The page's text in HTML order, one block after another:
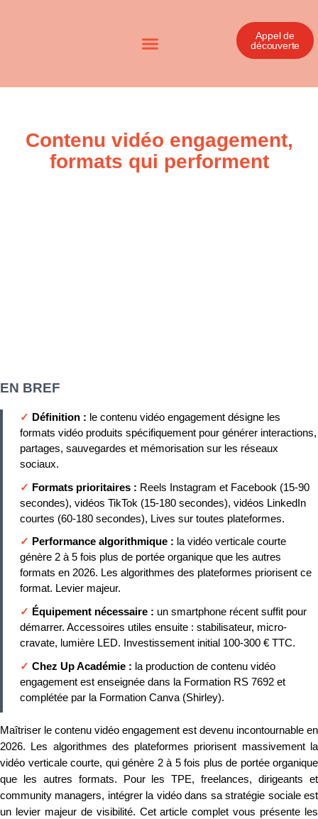
Appel de
découverte
Contenu vidéo engagement,
formats qui performent
EN BREF
✓ Définition : le contenu vidéo engagement désigne les
formats vidéo produits spécifiquement pour générer interactions,
partages, sauvegardes et mémorisation sur les réseaux
sociaux.
✓ Formats prioritaires : Reels Instagram et Facebook (15-90
secondes), vidéos TikTok (15-180 secondes), vidéos LinkedIn
courtes (60-180 secondes), Lives sur toutes plateformes.
✓ Performance algorithmique : la vidéo verticale courte
génère 2 à 5 fois plus de portée organique que les autres
formats en 2026. Les algorithmes des plateformes priorisent ce
format. Levier majeur.
✓ Équipement nécessaire : un smartphone récent suffit pour
démarrer. Accessoires utiles ensuite : stabilisateur, micro-
cravate, lumière LED. Investissement initial 100-300 € TTC.
✓ Chez Up Académie : la production de contenu vidéo
engagement est enseignée dans la Formation RS 7692 et
complétée par la Formation Canva (Shirley).
Maîtriser le contenu vidéo engagement est devenu incontournable en
2026. Les algorithmes des plateformes priorisent massivement la
vidéo verticale courte, qui génère 2 à 5 fois plus de portée organique
que les autres formats. Pour les TPE, freelances, dirigeants et
community managers, intégrer la vidéo dans sa stratégie sociale est
un levier majeur de visibilité. Cet article complet vous présente les